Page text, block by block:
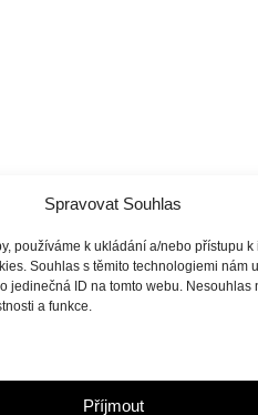
Spravovat Souhlas
používáme k ukládání a/nebo přístupu
Souhlas s těmito technologiemi nám
jedinečná ID na tomto webu.
a funkce.
Příjmout